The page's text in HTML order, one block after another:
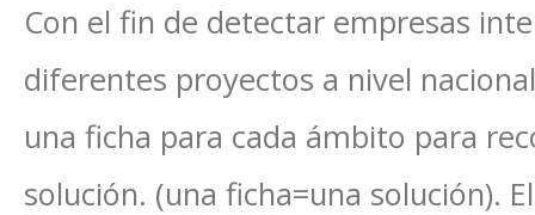
Con el fin de detectar empresas
diferentes proyectos a nivel
una ficha para cada ámbito para
solución. (una ficha=una solución).